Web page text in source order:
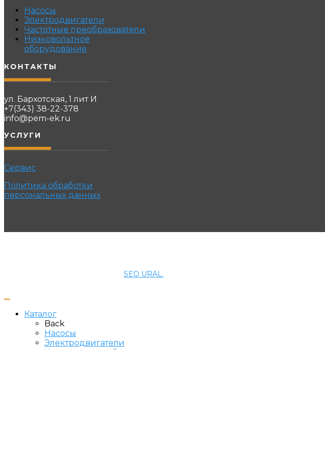
Насосы
Электродвигатели
Частотные преобразователи
Низковольтное
оборудование
КОНТАКТЫ
ул. Бархотская, 1 лит И
+7(343) 38-22-378
info@pem-ek.ru
УСЛУГИ
Сервис
Политика обработки
персональных данных
SEO URAL.
Каталог
Back
Насосы
Электродвигатели
Частотные преобразователи